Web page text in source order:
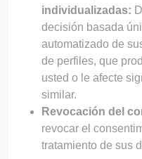
individualizadas:
decisión basada
automatizado de
de perfiles, que
usted o le afecte
similar.
Revocación del
revocar el
tratamiento de sus